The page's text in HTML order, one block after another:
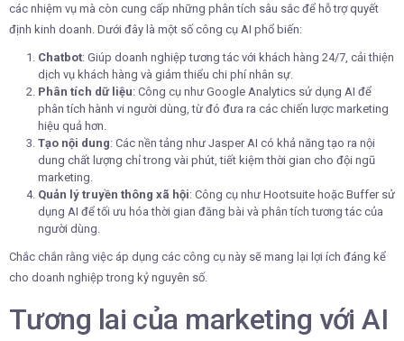
các nhiệm vụ mà còn cung cấp những phân tích sâu sắc để hỗ trợ quyết
định kinh doanh. Dưới đây là một số công cụ AI phổ biến:
Chatbot: Giúp doanh nghiệp tương tác với khách hàng 24/7, cải thiện
dịch vụ khách hàng và giảm thiểu chi phí nhân sự.
Phân tích dữ liệu: Công cụ như Google Analytics sử dụng AI để
phân tích hành vi người dùng, từ đó đưa ra các chiến lược marketing
hiệu quả hơn.
Tạo nội dung: Các nền tảng như Jasper AI có khả năng tạo ra nội
dung chất lượng chỉ trong vài phút, tiết kiệm thời gian cho đội ngũ
marketing.
Quản lý truyền thông xã hội: Công cụ như Hootsuite hoặc Buffer sử
dụng AI để tối ưu hóa thời gian đăng bài và phân tích tương tác của
người dùng.
Chắc chắn rằng việc áp dụng các công cụ này sẽ mang lại lợi ích đáng kể
cho doanh nghiệp trong kỷ nguyên số.
Tương lai của marketing với AI